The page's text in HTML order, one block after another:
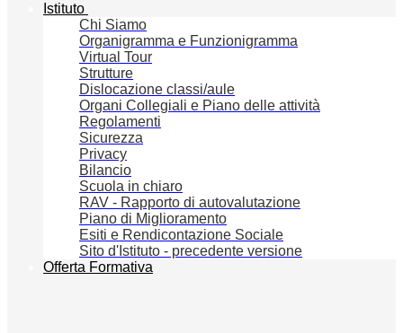
Istituto
Chi Siamo
Organigramma e Funzionigramma
Virtual Tour
Strutture
Dislocazione classi/aule
Organi Collegiali e Piano delle attività
Regolamenti
Sicurezza
Privacy
Bilancio
Scuola in chiaro
RAV - Rapporto di autovalutazione
Piano di Miglioramento
Esiti e Rendicontazione Sociale
Sito d'Istituto - precedente versione
Offerta Formativa